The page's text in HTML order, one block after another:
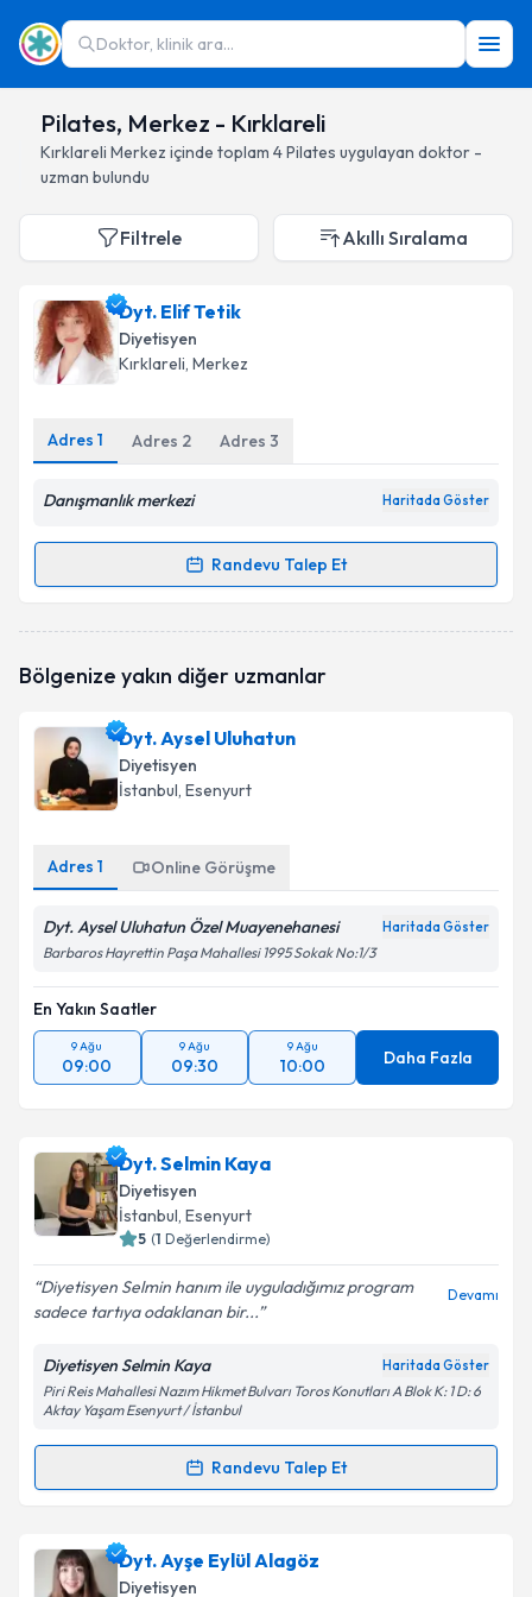
Doktor, klinik ara...
Pilates, Merkez - Kırklareli
Kırklareli Merkez içinde toplam 4Pilates uygulayan doktor -
uzman bulundu
Filtrele Akıllı Sıralama
Dyt. Elif Tetik
Diyetisyen
Kırklareli, Merkez
Adres 1 Adres 2 Adres 3
Danışmanlık merkezi Haritada Göster
Randevu Talep Et
Randevu Takvimi Talebi
Size bu uzmandan randevu almanız için bir takvim
E-posta Adresiniz
Kişisel verilerimin işlenmesine ilişkin
Metni'ni okudum ve kişisel verilerimin belirtilen
kapsamda işlenmesini kabul ediyorum.
Takvim Talebini Gönder
Bölgenize yakın diğer uzmanlar
Dyt. Aysel Uluhatun
Diyetisyen
İstanbul, Esenyurt
Adres 1 Online Görüşme
Dyt. Aysel Uluhatun Özel Muayenehanesi Haritada Göster
Barbaros Hayrettin Paşa Mahallesi 1995 Sokak No:1/3
En Yakın Saatler
9 Ağu
09:00
9 Ağu
09:30
9 Ağu
10:00 Daha Fazla
Dyt. Selmin Kaya
Diyetisyen
İstanbul, Esenyurt
5 (1 Değerlendirme)
Diyetisyen Selmin hanım ile uyguladığımız program
sadece tartıya odaklanan bir...
Devamı
Diyetisyen Selmin Kaya Haritada Göster
Piri Reis Mahallesi Nazım Hikmet Bulvarı Toros Konutları A Blok K: 1 D: 6
Aktay Yaşam Esenyurt / İstanbul
Randevu Talep Et
Randevu Takvimi Talebi
Dyt. Selmin Kayaiçin randevu takvimi talebi
oluşturun. Size bu uzmandan randevu almanız için bir
Dyt. Ayşe Eylül Alagöz
Diyetisyen